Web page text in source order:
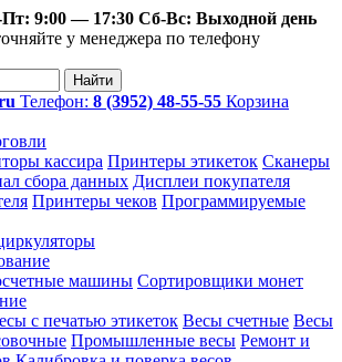
9:00 — 17:30 Сб-Вс: Выходной день
у менеджера по телефону
Найти
Телефон: 8 (3952) 48-55-55 Корзина
кассира Принтеры этикеток Сканеры
сбора данных Дисплеи покупателя
Принтеры чеков Программируемые
машины Сортировщики монет
с печатью этикеток Весы счетные Весы
Промышленные весы Ремонт и